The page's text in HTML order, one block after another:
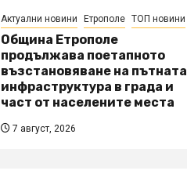
Актуални новини Етрополе ТОП новини
Община Етрополе
продължава поетапното
възстановяване на пътната
инфраструктура в града и
част от населените места
7 август, 2026